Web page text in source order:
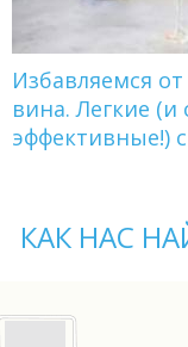
Избавляемся
вина. Легкие (и
эффективные!)
КАК НАС